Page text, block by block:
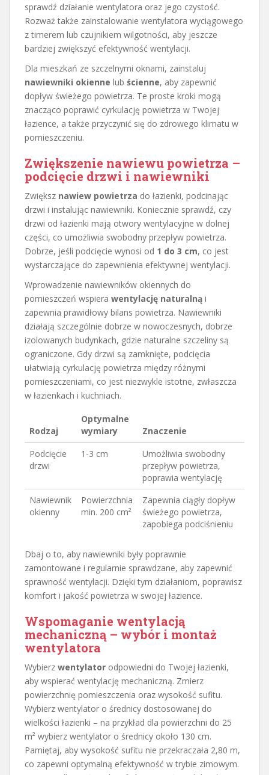
sprawdź działanie wentylatora oraz jego czystość.
Rozważ także zainstalowanie wentylatora wyciągowego
z timerem lub czujnikiem wilgotności, aby jeszcze
bardziej zwiększyć efektywność wentylacji.
Dla mieszkań ze szczelnymi oknami, zainstaluj
nawiewniki okienne lub ścienne, aby zapewnić
dopływ świeżego powietrza. Te proste kroki mogą
znacząco poprawić cyrkulację powietrza w Twojej
łazience, a także przyczynić się do zdrowego klimatu w
pomieszczeniu.
Zwiększenie nawiewu powietrza –
podcięcie drzwi i nawiewniki
Zwiększ nawiew powietrza do łazienki, podcinając
drzwi i instalując nawiewniki. Koniecznie sprawdź, czy
drzwi od łazienki mają otwory wentylacyjne w dolnej
części, co umożliwia swobodny przepływ powietrza.
Dobrze, jeśli podcięcie wynosi od 1 do 3 cm, co jest
wystarczające do zapewnienia efektywnej wentylacji.
Wprowadzenie nawiewników okiennych do
pomieszczeń wspiera wentylację naturalną i
zapewnia prawidłowy bilans powietrza. Nawiewniki
działają szczególnie dobrze w nowoczesnych, dobrze
izolowanych budynkach, gdzie naturalne szczeliny są
ograniczone. Gdy drzwi są zamknięte, podcięcia
ułatwiają cyrkulację powietrza między różnymi
pomieszczeniami, co jest niezwykle istotne, zwłaszcza
w łazienkach i kuchniach.
Rodzaj
Optymalne
wymiary
Znaczenie
Podcięcie
drzwi
1-3 cm
Umożliwia swobodny
przepływ powietrza,
poprawia wentylację
Nawiewnik
okienny
Powierzchnia
min. 200 cm²
Zapewnia ciągły dopływ
świeżego powietrza,
zapobiega podciśnieniu
Dbaj o to, aby nawiewniki były poprawnie
zamontowane i regularnie sprawdzane, aby zapewnić
sprawność wentylacji. Dzięki tym działaniom, poprawisz
komfort i jakość powietrza w swojej łazience.
Wspomaganie wentylacją
mechaniczną – wybór i montaż
wentylatora
Wybierz wentylator odpowiedni do Twojej łazienki,
aby wspierać wentylację mechaniczną. Zmierz
powierzchnię pomieszczenia oraz wysokość sufitu.
Wybierz wentylator o średnicy dostosowanej do
wielkości łazienki – na przykład dla powierzchni do 25
m² wybierz wentylator o średnicy około 130 cm.
Pamiętaj, aby wysokość sufitu nie przekraczała 2,80 m,
co zapewni optymalną efektywność w trybie zimowym.